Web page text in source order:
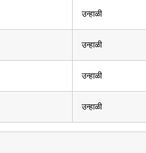
उन्हाळी
उन्हाळी
उन्हाळी
उन्हाळी